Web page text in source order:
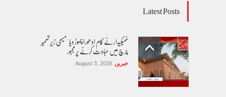
Latest Posts
ٹھیکیدار نے کام ادھورا چھوڑ دیا ' مسیحی زیر تعمیر
چرچ میں عبادت کرنے پر مجبور
خبریں August 3, 2026